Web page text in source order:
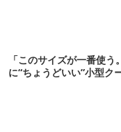
「このサイズが一番使
に“ちょうどいい”小型ク